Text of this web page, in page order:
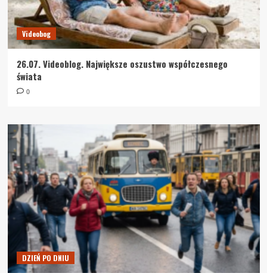
Videobog
26.07. Videoblog. Największe oszustwo współczesnego
świata
0
DZIEŃ PO DNIU